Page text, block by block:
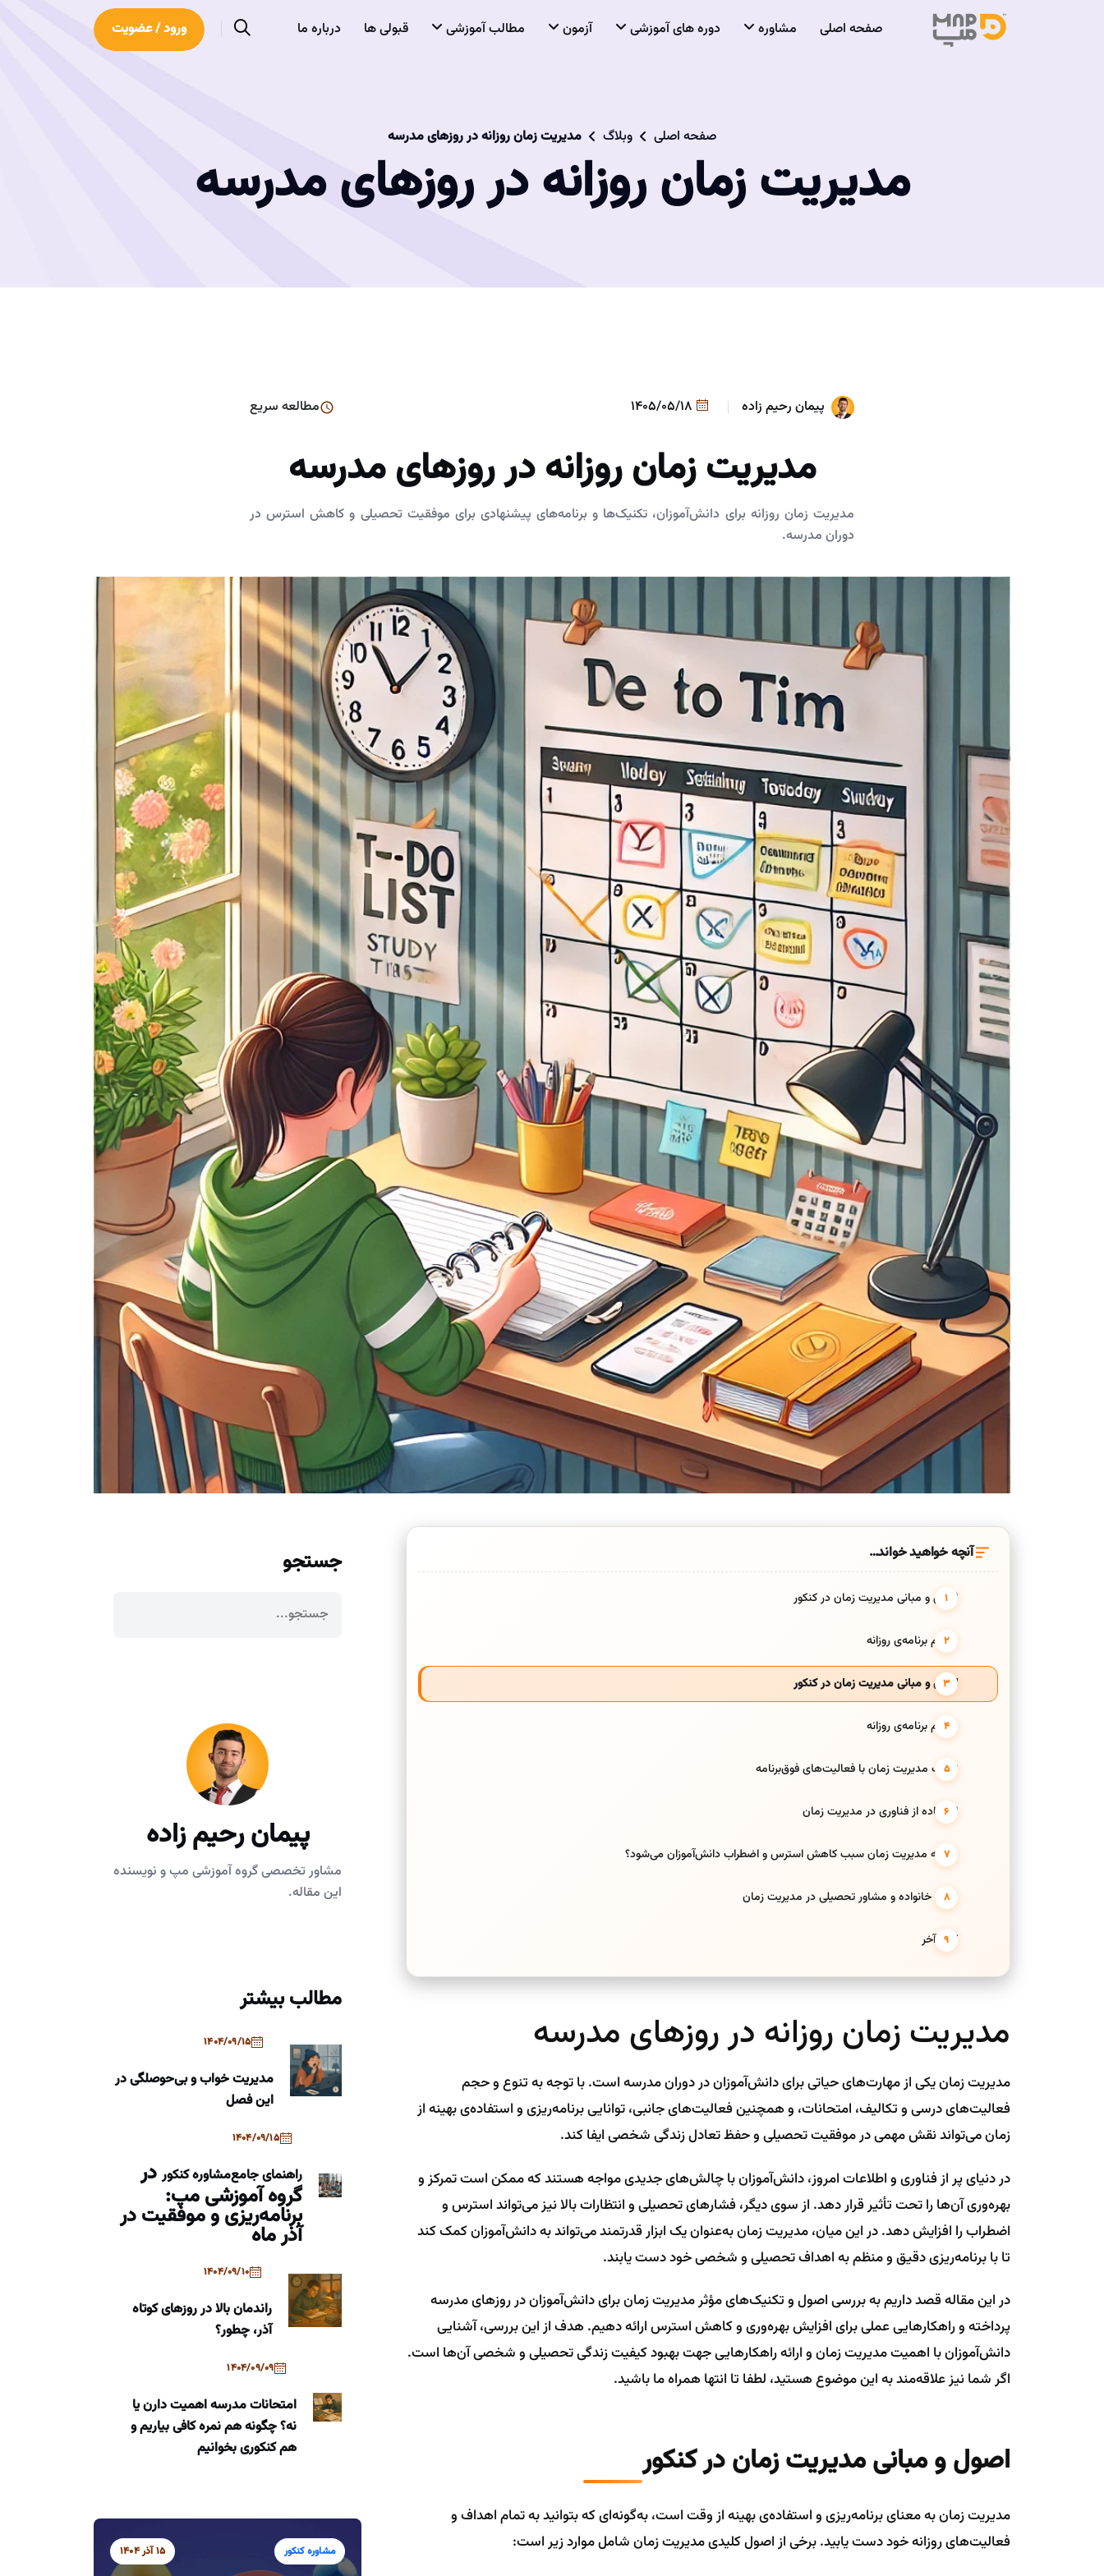
صفحه اصلی مشاوره دوره های آموزشی آزمون مطالب آموزشی قبولی ها درباره ما ورود / عضویت
صفحه اصلی وبلاگ مدیریت زمان روزانه در روزهای مدرسه
مدیریت زمان روزانه در روزهای مدرسه
پیمان رحیم زاده مطالعه سریع
مدیریت زمان روزانه در روزهای مدرسه
مدیریت زمان روزانه برای دانش‌آموزان، تکنیک‌ها و برنامه‌های پیشنهادی برای موفقیت تحصیلی و کاهش استرس در
دوران مدرسه.
آنچه خواهید خواند…
اصول و مبانی مدیریت زمان در کنکور
تنظیم برنامه‌ی روزانه
اصول و مبانی مدیریت زمان در کنکور
تنظیم برنامه‌ی روزانه
ترکیب مدیریت زمان با فعالیت‌های فوق‌برنامه
استفاده از فناوری در مدیریت زمان
چگونه مدیریت زمان سبب کاهش استرس و اضطراب دانش‌آموزان می‌شود؟
نقش خانواده و مشاور تحصیلی در مدیریت زمان
کلام آخر
مدیریت زمان روزانه در روزهای مدرسه
مدیریت زمان یکی از مهارت‌های حیاتی برای دانش‌آموزان در دوران مدرسه است. با توجه به تنوع و حجم
فعالیت‌های درسی و تکالیف، امتحانات، و همچنین فعالیت‌های جانبی، توانایی برنامه‌ریزی و استفاده‌ی بهینه از
زمان می‌تواند نقش مهمی در موفقیت تحصیلی و حفظ تعادل زندگی شخصی ایفا کند.
در دنیای پر از فناوری و اطلاعات امروز، دانش‌آموزان با چالش‌های جدیدی مواجه هستند که ممکن است تمرکز و
بهره‌وری آن‌ها را تحت تأثیر قرار دهد. از سوی دیگر، فشارهای تحصیلی و انتظارات بالا نیز می‌تواند استرس و
اضطراب را افزایش دهد. در این میان، مدیریت زمان به‌عنوان یک ابزار قدرتمند می‌تواند به دانش‌آموزان کمک کند
تا با برنامه‌ریزی دقیق و منظم به اهداف تحصیلی و شخصی خود دست یابند.
در این مقاله قصد داریم به بررسی اصول و تکنیک‌های مؤثر مدیریت زمان برای دانش‌آموزان در روزهای مدرسه
پرداخته و راهکارهایی عملی برای افزایش بهره‌وری و کاهش استرس ارائه دهیم. هدف از این بررسی، آشنایی
دانش‌آموزان با اهمیت مدیریت زمان و ارائه راهکارهایی جهت بهبود کیفیت زندگی تحصیلی و شخصی آن‌ها است.
اگر شما نیز علاقه‌مند به این موضوع هستید، لطفا تا انتها همراه ما باشید.
اصول و مبانی مدیریت زمان در کنکور
مدیریت زمان به معنای برنامه‌ریزی و استفاده‌ی بهینه از وقت است، به‌گونه‌ای که بتوانید به تمام اهداف و
فعالیت‌های روزانه خود دست یابید. برخی از اصول کلیدی مدیریت زمان شامل موارد زیر است:
جستجو
پیمان رحیم زاده
مشاور تخصصی گروه آموزشی مپ و نویسنده
این مقاله.
مطالب بیشتر
1404/09/15
مدیریت خواب و بی‌حوصلگی در
این فصل
1404/09/15
راهنمای جامعمشاوره کنکوردر
گروه آموزشی مپ:
برنامه‌ریزی و موفقیت در
آذر ماه
1404/09/10
راندمان بالا در روزهای کوتاه
آذر، چطور؟
1404/09/09
امتحانات مدرسه اهمیت دارن یا
نه؟ چگونه هم نمره کافی بیاریم و
هم کنکوری بخوانیم
مشاوره کنکور 15 آذر 1404